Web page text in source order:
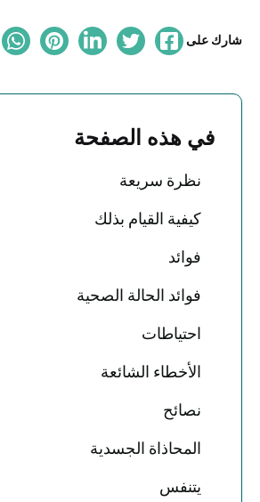
شارك على
في هذه الصفحة
نظرة سريعة
كيفية القيام بذلك
فوائد
فوائد الحالة الصحية
احتياطات
الأخطاء الشائعة
نصائح
المحاذاة الجسدية
يتنفس